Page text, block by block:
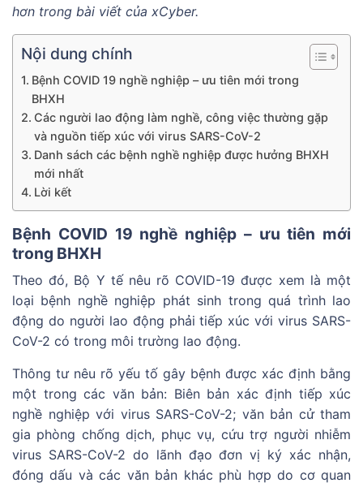
hơn trong bài viết của xCyber.
Nội dung chính
Bệnh COVID 19 nghề nghiệp – ưu tiên mới trong
BHXH
Các người lao động làm nghề, công việc thường gặp
và nguồn tiếp xúc với virus SARS-CoV-2
Danh sách các bệnh nghề nghiệp được hưởng BHXH
mới nhất
Lời kết
Bệnh COVID 19 nghề nghiệp – ưu tiên mới
trong BHXH
Theo đó, Bộ Y tế nêu rõ COVID-19 được xem là một
loại bệnh nghề nghiệp phát sinh trong quá trình lao
động do người lao động phải tiếp xúc với virus SARS-
CoV-2 có trong môi trường lao động.
Thông tư nêu rõ yếu tố gây bệnh được xác định bằng
một trong các văn bản: Biên bản xác định tiếp xúc
nghề nghiệp với virus SARS-CoV-2; văn bản cử tham
gia phòng chống dịch, phục vụ, cứu trợ người nhiễm
virus SARS-CoV-2 do lãnh đạo đơn vị ký xác nhận,
đóng dấu và các văn bản khác phù hợp do cơ quan